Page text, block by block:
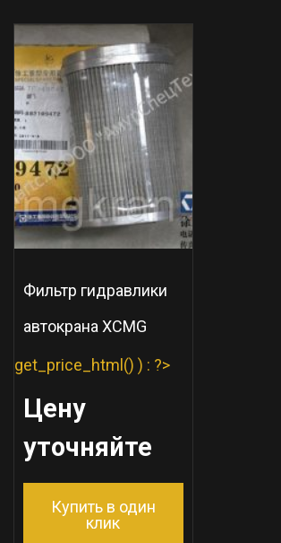
Фильтр гидравлики
автокрана XCMG
get_price_html() ) : ?>
Цену
уточняйте
Купить в один
клик